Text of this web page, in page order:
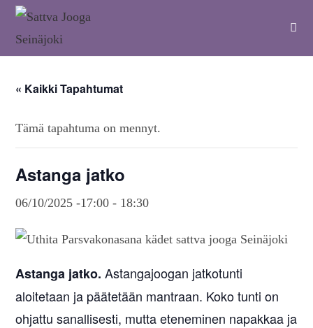
« Kaikki Tapahtumat
Tämä tapahtuma on mennyt.
Astanga jatko
06/10/2025 -17:00 - 18:30
Astanga jatko. Astangajoogan jatkotunti
aloitetaan ja päätetään mantraan. Koko tunti on
ohjattu sanallisesti, mutta eteneminen napakkaa ja